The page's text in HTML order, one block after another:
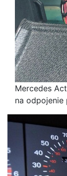
Mercedes
na odpojenie